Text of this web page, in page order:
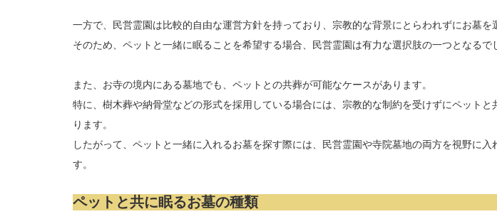
一方で、民営霊園は比較的自由な運営方針を持っており、宗教的な背景にとらわれずにお墓を
そのため、ペットと一緒に眠ることを希望する場合、民営霊園は有力な選択肢の一つとなるで
また、お寺の境内にある墓地でも、ペットとの共葬が可能なケースがあります。
特に、樹木葬や納骨堂などの形式を採用している場合には、宗教的な制約を受けずにペットと
ります。
したがって、ペットと一緒に入れるお墓を探す際には、民営霊園や寺院墓地の両方を視野に入
す。
ペットと共に眠るお墓の種類